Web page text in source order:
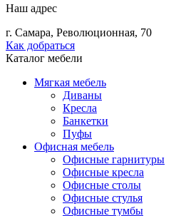
Наш адрес
г. Самара, Революционная, 70
Как добраться
Каталог мебели
Мягкая мебель
Диваны
Кресла
Банкетки
Пуфы
Офисная мебель
Офисные гарнитуры
Офисные кресла
Офисные столы
Офисные стулья
Офисные тумбы